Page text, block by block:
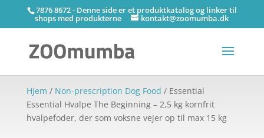
7876 8672 - Denne side er et produktkatalog og linker til
shops med produkterne kontakt@zoomumba.dk
Hjem / Non-prescription Dog Food / Essential
Essential Hvalpe The Beginning – 2,5 kg kornfrit
hvalpefoder, der som voksne vejer op til max 15 kg